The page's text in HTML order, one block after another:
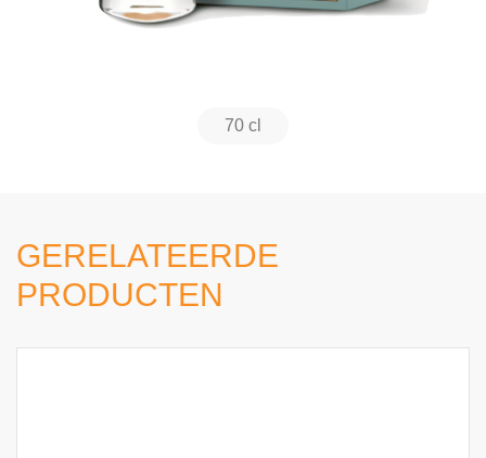
70 cl
GERELATEERDE
PRODUCTEN